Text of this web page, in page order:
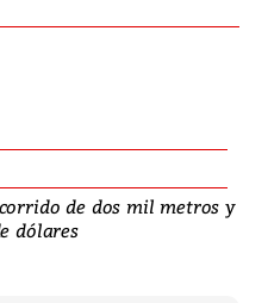
de dos mil metros y
dólares